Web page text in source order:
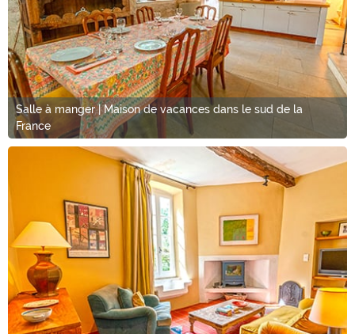
Salle à manger | Maison de vacances dans le sud de la
France